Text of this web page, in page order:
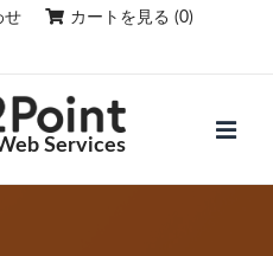
せ カートを見る (0)
Services